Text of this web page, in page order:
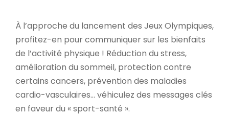
À l’approche du lancement des Jeux Olympiques,
profitez-en pour communiquer sur les bienfaits
de l’activité physique ! Réduction du stress,
amélioration du sommeil, protection contre
certains cancers, prévention des maladies
cardio-vasculaires… véhiculez des messages clés
en faveur du « sport-santé ».